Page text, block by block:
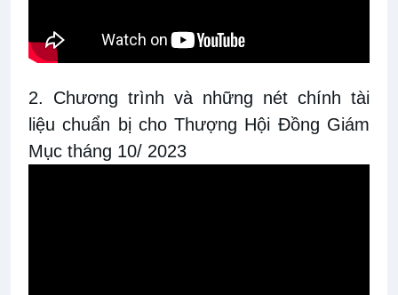
2. Chương trình và những nét chính tài
liệu chuẩn bị cho Thượng Hội Đồng Giám
Mục tháng 10/ 2023